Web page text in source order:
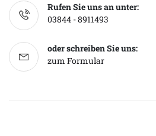
Rufen Sie uns an unter:
03844 - 8911493
oder schreiben Sie uns:
zum Formular